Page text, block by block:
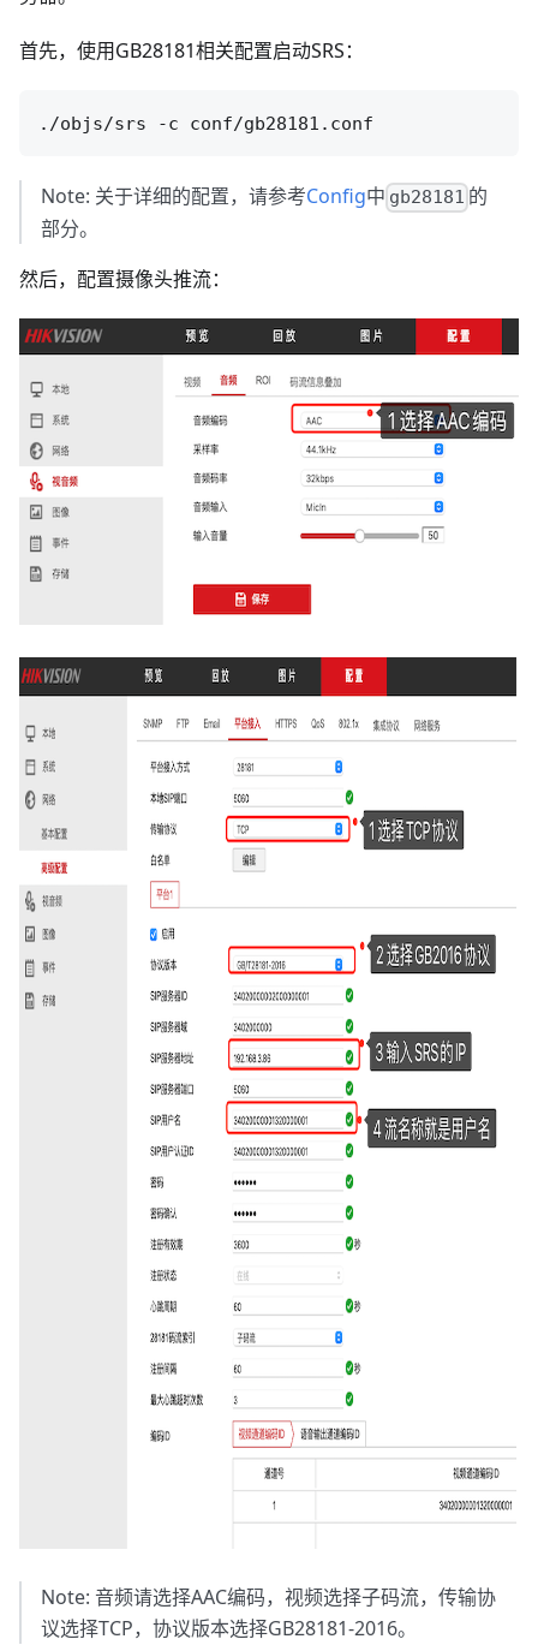
首先，使用GB28181相关配置启动SRS：
Note: 关于详细的配置，请参考Config中 gb28181 的
部分。
然后，配置摄像头推流：
Note: 音频请选择AAC编码，视频选择子码流，传输协
议选择TCP，协议版本选择GB28181-2016。